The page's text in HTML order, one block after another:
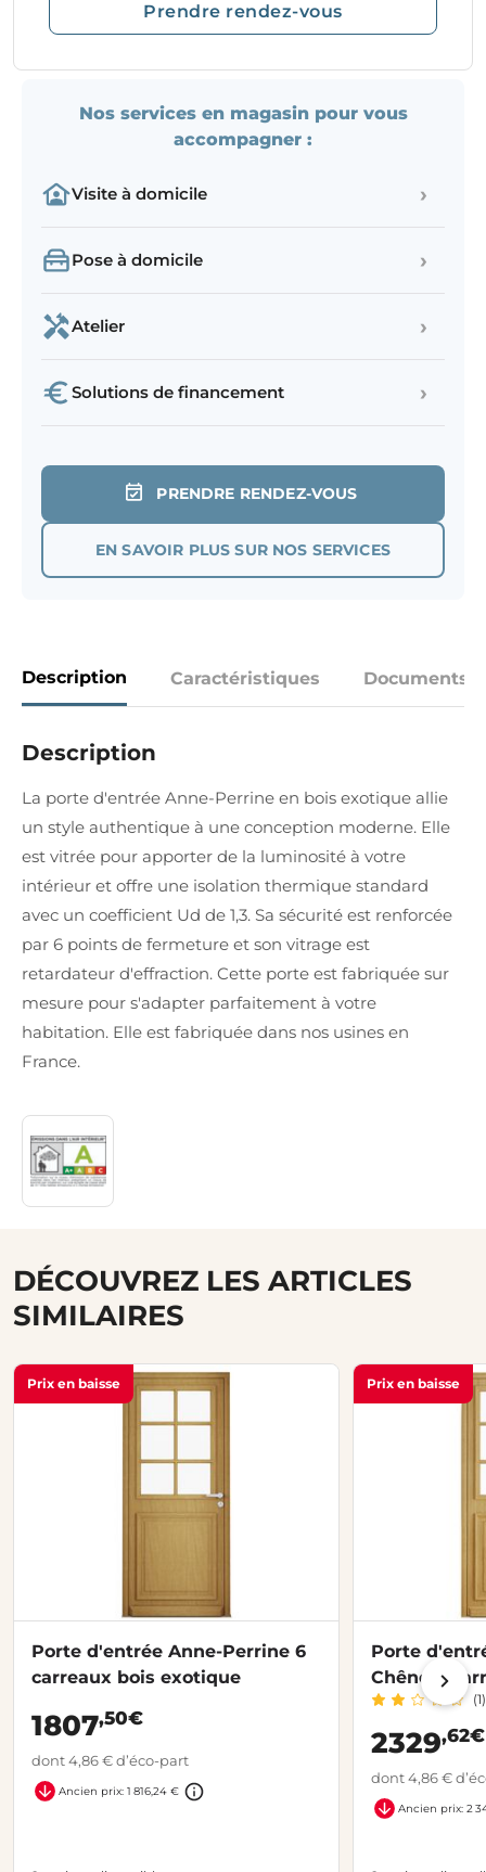
Prendre rendez-vous
Nos services en magasin pour vous
accompagner :
Visite à domicile ›
Pose à domicile ›
Atelier ›
Solutions de financement ›
PRENDRE RENDEZ-VOUS
EN SAVOIR PLUS SUR NOS SERVICES
Description Caractéristiques Documents
Description
La porte d'entrée Anne-Perrine en bois exotique allie
un style authentique à une conception moderne. Elle
est vitrée pour apporter de la luminosité à votre
intérieur et offre une isolation thermique standard
avec un coefficient Ud de 1,3. Sa sécurité est renforcée
par 6 points de fermeture et son vitrage est
retardateur d'effraction. Cette porte est fabriquée sur
mesure pour s'adapter parfaitement à votre
habitation. Elle est fabriquée dans nos usines en
France.
DÉCOUVREZ LES ARTICLES
SIMILAIRES
Prix en baisse
Porte d'entrée Anne-Perrine 6
carreaux bois exotique
1807,50€
dont 4,86 € d’éco-part
Ancien prix: 1 816,24 €
Prix en baisse
Porte
Chêne 6
(1)
2329,62€
dont 4,86 €
Ancien prix: 2